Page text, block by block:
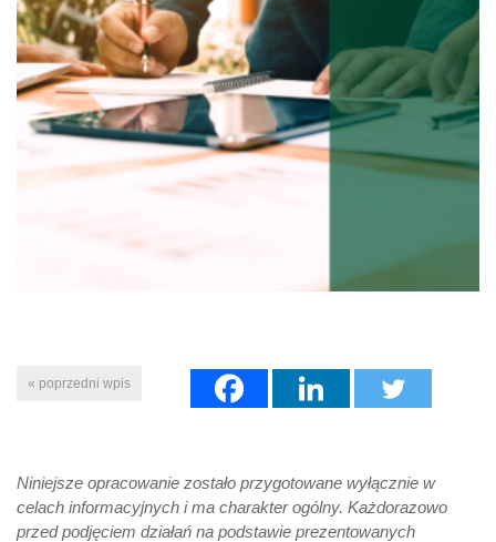
« poprzedni wpis
Niniejsze opracowanie zostało przygotowane wyłącznie w
celach informacyjnych i ma charakter ogólny. Każdorazowo
przed podjęciem działań na podstawie prezentowanych